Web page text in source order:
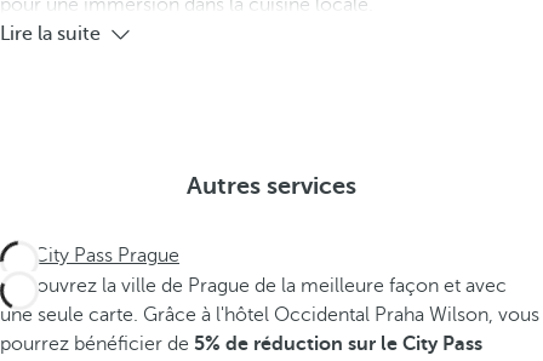
pour une immersion dans la cuisine locale.
Lire la suite
Autres services
City Pass Prague
Découvrez la ville de Prague de la meilleure façon et avec
une seule carte. Grâce à l'hôtel Occidental Praha Wilson, vous
pourrez bénéficier de 5% de réduction sur le City Pass